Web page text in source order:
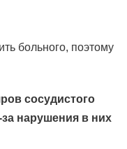
больного, поэтому
сосудистого
нарушения в них